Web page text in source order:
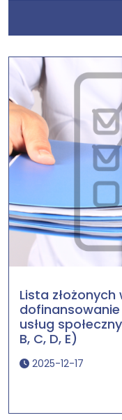
Lista
dofinansowanie
usług
B, C, D, E)
2025-12-17